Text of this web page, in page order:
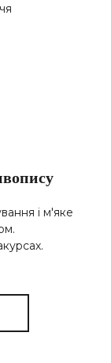
і м'яке